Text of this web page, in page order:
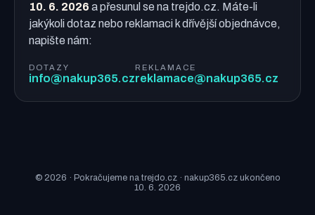
10. 6. 2026 a přesunul se na trejdo.cz. Máte-li
jakýkoli dotaz nebo reklamaci k dřívější objednávce,
napište nám:
DOTAZY
info@nakup365.cz
REKLAMACE
reklamace@nakup365.cz
© 2026 · Pokračujeme na trejdo.cz · nakup365.cz ukončeno
10. 6. 2026